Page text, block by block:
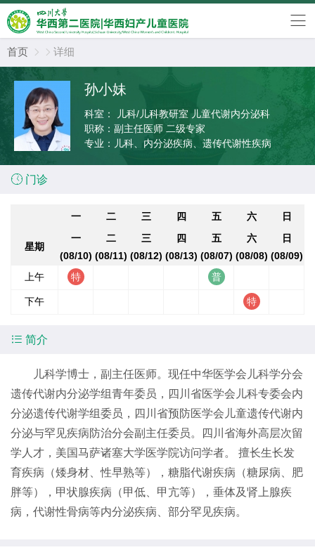
首页   详细
孙小妹
科室：
儿科/儿科教研室 儿童代谢内分泌科
职称： 副主任医师 二级专家
专业： 儿科、内分泌疾病、遗传代谢性疾病
 门诊
一 二 三 四 五 六 日
星期
一
(08/10)
二
(08/11)
三
(08/12)
四
(08/13)
五
(08/07)
六
(08/08)
日
(08/09)
上午
下午
 简介
儿科学博士，副主任医师。现任中华医学会儿科学分会
遗传代谢内分泌学组青年委员，四川省医学会儿科专委会内
分泌遗传代谢学组委员，四川省预防医学会儿童遗传代谢内
分泌与罕见疾病防治分会副主任委员。四川省海外高层次留
学人才，美国马萨诸塞大学医学院访问学者。 擅长生长发
育疾病（矮身材、性早熟等），糖脂代谢疾病（糖尿病、肥
胖等），甲状腺疾病（甲低、甲亢等），垂体及肾上腺疾
病，代谢性骨病等内分泌疾病、部分罕见疾病。